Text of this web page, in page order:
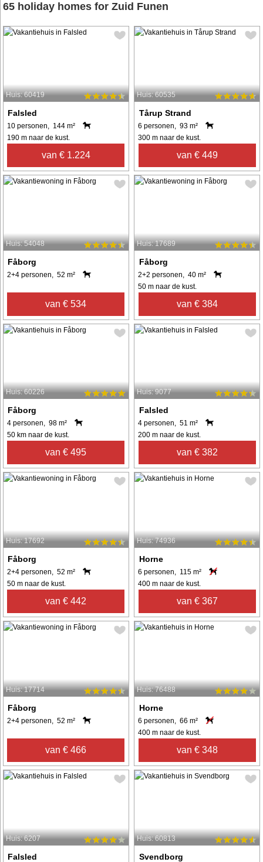
65 holiday homes for Zuid Funen
Huis: 60419
Falsled
10 personen, 144 m²
190 m naar de kust.
van € 1.224
Huis: 60535
Tårup Strand
6 personen, 93 m²
300 m naar de kust.
van € 449
Huis: 54048
Fåborg
2+4 personen, 52 m²
van € 534
Huis: 17689
Fåborg
2+2 personen, 40 m²
50 m naar de kust.
van € 384
Huis: 60226
Fåborg
4 personen, 98 m²
50 km naar de kust.
van € 495
Huis: 9077
Falsled
4 personen, 51 m²
200 m naar de kust.
van € 382
Huis: 17692
Fåborg
2+4 personen, 52 m²
50 m naar de kust.
van € 442
Huis: 74936
Horne
6 personen, 115 m²
400 m naar de kust.
van € 367
Huis: 17714
Fåborg
2+4 personen, 52 m²
van € 466
Huis: 76488
Horne
6 personen, 66 m²
400 m naar de kust.
van € 348
Huis: 6207
Falsled
Huis: 60813
Svendborg